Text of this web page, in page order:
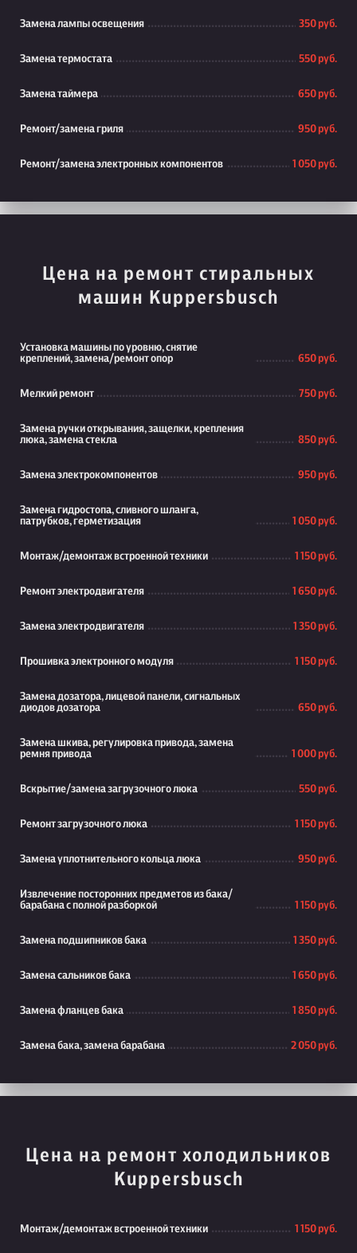
Замена лампы освещения 350 руб.
Замена термостата 550 руб.
Замена таймера 650 руб.
Ремонт/замена гриля 950 руб.
Ремонт/замена электронных компонентов 1 050 руб.
Цена на ремонт стиральных
машин Kuppersbusch
Установка машины по уровню, снятие
креплений, замена/ремонт опор
650 руб.
Мелкий ремонт 750 руб.
Замена ручки открывания, защелки, крепления
люка, замена стекла
850 руб.
Замена электрокомпонентов 950 руб.
Замена гидростопа, сливного шланга,
патрубков, герметизация
1 050 руб.
Монтаж/демонтаж встроенной техники 1 150 руб.
Ремонт электродвигателя 1 650 руб.
Замена электродвигателя 1 350 руб.
Прошивка электронного модуля 1 150 руб.
Замена дозатора, лицевой панели, сигнальных
диодов дозатора
650 руб.
Замена шкива, регулировка привода, замена
ремня привода
1 000 руб.
Вскрытие/замена загрузочного люка 550 руб.
Ремонт загрузочного люка 1 150 руб.
Замена уплотнительного кольца люка 950 руб.
Извлечение посторонних предметов из бака/
барабана с полной разборкой
1 150 руб.
Замена подшипников бака 1 350 руб.
Замена сальников бака 1 650 руб.
Замена фланцев бака 1 850 руб.
Замена бака, замена барабана 2 050 руб.
Цена на ремонт холодильников
Kuppersbusch
Монтаж/демонтаж встроенной техники 1 150 руб.